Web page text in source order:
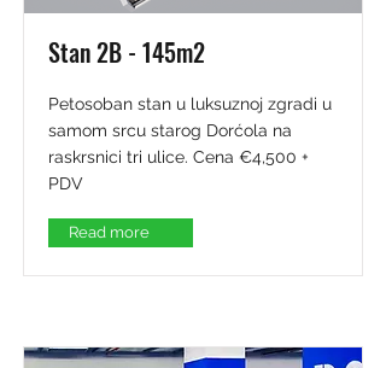
Stan 2B - 145m2
Petosoban stan u luksuznoj zgradi u
samom srcu starog Dorćola na
raskrsnici tri ulice. Cena €4,500 +
PDV
Read more